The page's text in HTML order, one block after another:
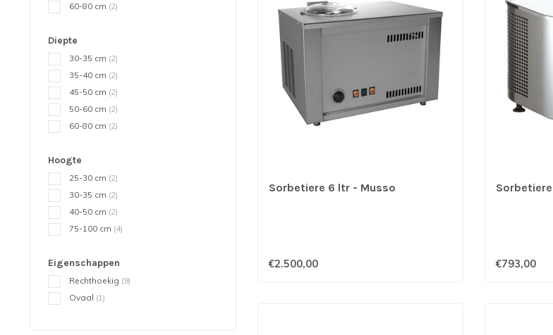
60-80 cm (2)
Diepte
30-35 cm (2)
35-40 cm (2)
45-50 cm (2)
50-60 cm (2)
60-80 cm (2)
Hoogte
25-30 cm (2)
30-35 cm (2)
40-50 cm (2)
75-100 cm (4)
Eigenschappen
Rechthoekig (9)
Ovaal (1)
Sorbetiere 6 ltr - Musso
€2.500,00 €793,00